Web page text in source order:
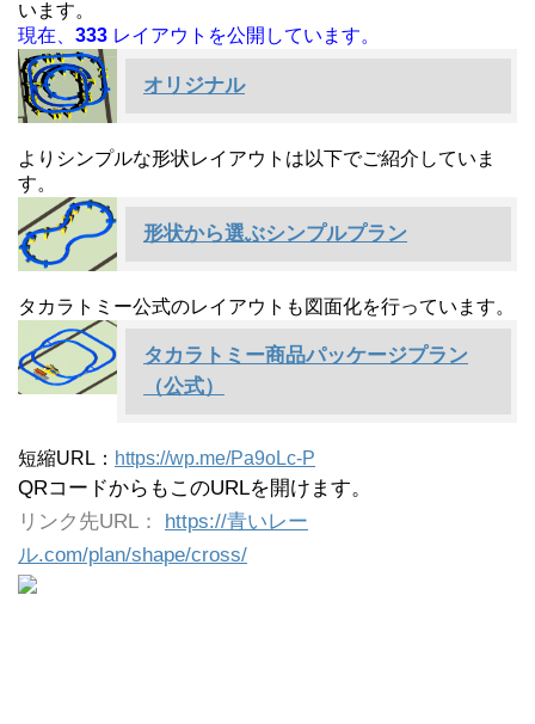
います。
現在、 333 レイアウトを公開しています。
オリジナル
よりシンプルな形状レイアウトは以下でご紹介していま
す。
形状から選ぶシンプルプラン
タカラトミー公式のレイアウトも図面化を行っています。
タカラトミー商品パッケージプラン
（公式）
短縮URL： https://wp.me/Pa9oLc-P
QRコードからもこのURLを開けます。
リンク先URL： https://青いレー
ル.com/plan/shape/cross/